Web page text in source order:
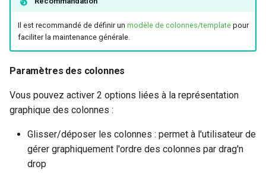
Il est recommandé de définir un modèle de colonnes/templatepour
faciliter la maintenance générale.
Paramètres des colonnes
Vous pouvez activer 2 options liées à la représentation
graphique des colonnes :
Glisser/déposer les colonnes : permet à l'utilisateur de
gérer graphiquement l'ordre des colonnes par drag'n
drop